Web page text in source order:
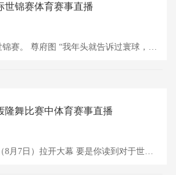
世锦赛体育赛事直播
隆舞比赛中体育赛事直播